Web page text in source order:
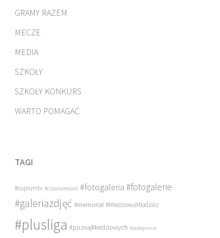
GRAMY RAZEM
MECZE
MEDIA
SZKOŁY
SZKOŁY KONKURS
WARTO POMAGAĆ
TAGI
#cuprumtv #czasnarewanż #fotogaleria #fotogalerie
#galeriazdjęć #memoriał #MiedziowaMlodziez
#plusliga #poznajMiedziowych #pożegnania